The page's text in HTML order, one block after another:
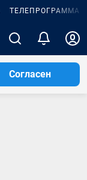
ТЕЛЕПРОГРАММА
Согласен